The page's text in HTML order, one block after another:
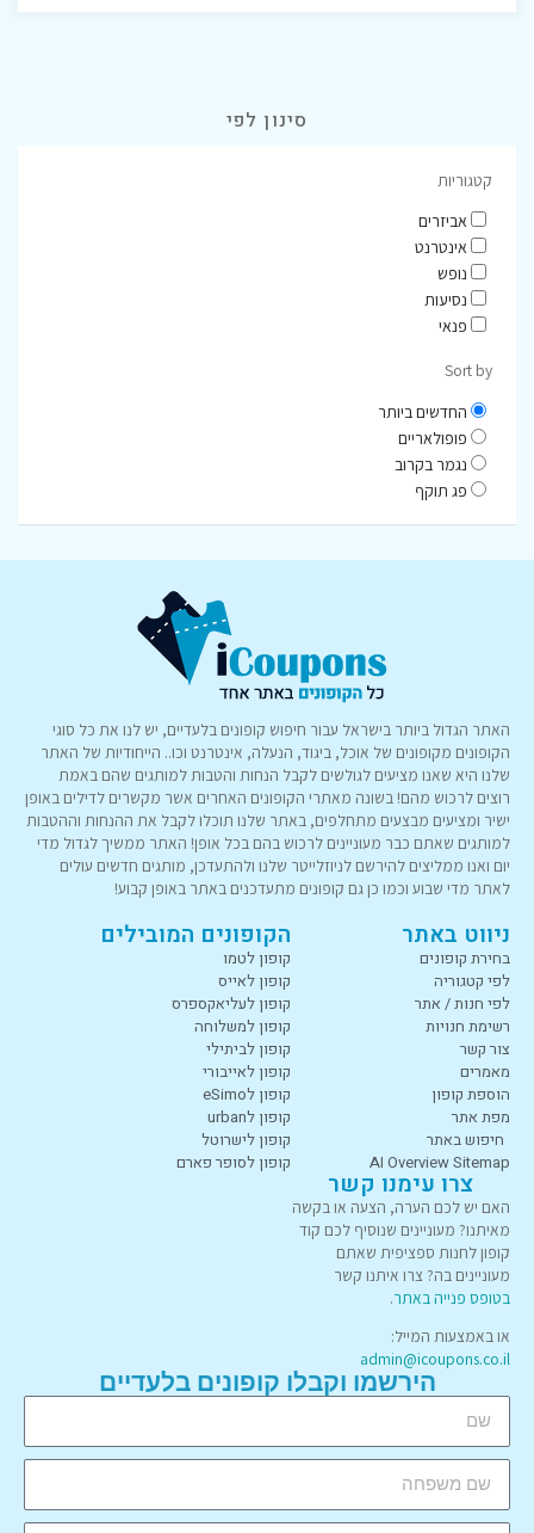
סינון לפי
קטגוריות
אביזרים
אינטרנט
נופש
נסיעות
פנאי
Sort by
החדשים ביותר
פופולאריים
נגמר בקרוב
פג תוקף
האתר הגדול ביותר בישראל עבור חיפוש קופונים בלעדיים, יש לנו את כל סוגי
הקופונים מקופונים של אוכל, ביגוד, הנעלה, אינטרנט וכו.. הייחודיות של האתר
שלנו היא שאנו מציעים לגולשים לקבל הנחות והטבות למותגים שהם באמת
רוצים לרכוש מהם! בשונה מאתרי הקופונים האחרים אשר מקשרים לדילים באופן
ישיר ומציעים מבצעים מתחלפים, באתר שלנו תוכלו לקבל את ההנחות וההטבות
למותגים שאתם כבר מעוניינים לרכוש בהם בכל אופן! האתר ממשיך לגדול מדי
יום ואנו ממליצים להירשם לניוזלייטר שלנו ולהתעדכן, מותגים חדשים עולים
לאתר מדי שבוע וכמו כן גם קופונים מתעדכנים באתר באופן קבוע!
ניווט באתר
בחירת קופונים
לפי קטגוריה
לפי חנות / אתר
רשימת חנויות
צור קשר
מאמרים
הוספת קופון
מפת אתר
חיפוש באתר
AI Overview Sitemap
הקופונים המובילים
קופון לטמו
קופון לאייס
קופון לעליאקספרס
קופון למשלוחה
קופון לביתילי
קופון לאייבורי
קופון לeSimo
קופון לurban
קופון לישרוטל
קופון לסופר פארם
צרו עימנו קשר
האם יש לכם הערה, הצעה או בקשה
מאיתנו? מעוניינים שנוסיף לכם קוד
קופון לחנות ספציפית שאתם
מעוניינים בה? צרו איתנו קשר
בטופס פנייה באתר.
או באמצעות המייל:
admin@icoupons.co.il
הירשמו וקבלו קופונים בלעדיים